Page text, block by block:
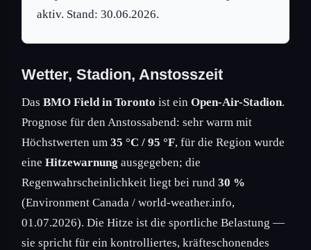
aktiv. Stand: 30.06.2026.
Wetter, Stadion, Anstosszeit
Das BMO Field in Toronto ist ein Open-Air-Stadion.
Prognose für den Anstossabend: sehr warm mit
Höchstwerten um 35 °C / 95 °F, für die Region wurde
eine Hitzewarnung ausgegeben; die
Regenwahrscheinlichkeit liegt bei rund 30 %
(Environment Canada / world-weather.info,
01.07.2026). Die Hitze ist die sportliche Belastung —
sie spricht für ein kontrolliertes, kräfteschonendes